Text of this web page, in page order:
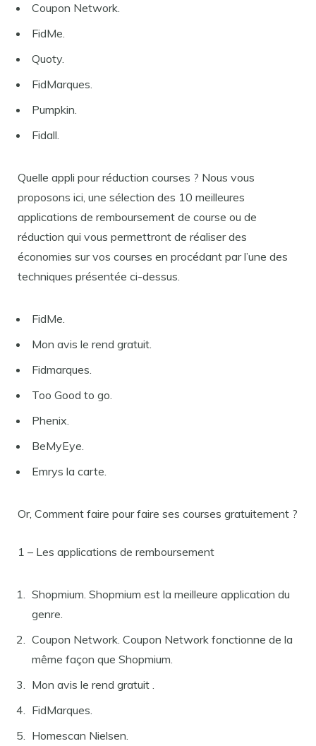
Coupon Network.
FidMe.
Quoty.
FidMarques.
Pumpkin.
Fidall.
Quelle appli pour réduction courses ? Nous vous
proposons ici, une sélection des 10 meilleures
applications de remboursement de course ou de
réduction qui vous permettront de réaliser des
économies sur vos courses en procédant par l’une des
techniques présentée ci-dessus.
FidMe.
Mon avis le rend gratuit.
Fidmarques.
Too Good to go.
Phenix.
BeMyEye.
Emrys la carte.
Or, Comment faire pour faire ses courses gratuitement ?
1 – Les applications de remboursement
Shopmium. Shopmium est la meilleure application du
genre.
Coupon Network. Coupon Network fonctionne de la
même façon que Shopmium.
Mon avis le rend gratuit .
FidMarques.
Homescan Nielsen.